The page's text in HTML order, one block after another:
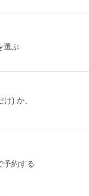
選ぶ
) か、
予約する